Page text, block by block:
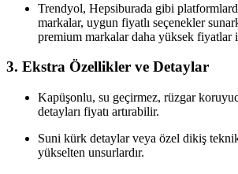
Trendyol, Hepsiburada gibi
markalar, uygun fiyatlı seçenekler
premium markalar daha yüksek fiyatlar
3. Ekstra Özellikler ve Detaylar
Kapüşonlu, su geçirmez, rüzgar
detayları fiyatı artırabilir.
Suni kürk detaylar veya özel dikiş
yükselten unsurlardır.